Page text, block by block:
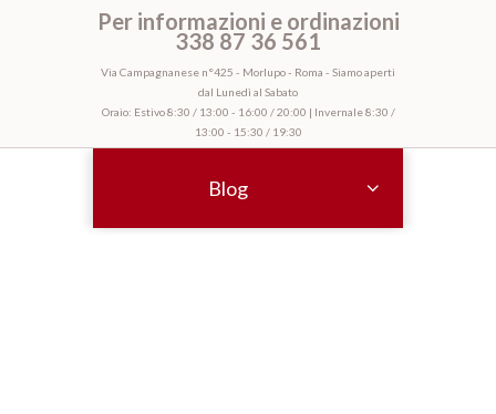
Per informazioni e ordinazioni
338 87 36 561
Via Campagnanese n°425 - Morlupo - Roma - Siamo aperti
dal Lunedì al Sabato
Oraio: Estivo 8:30 / 13:00 - 16:00 / 20:00 | Invernale 8:30 /
13:00 - 15:30 / 19:30
Blog